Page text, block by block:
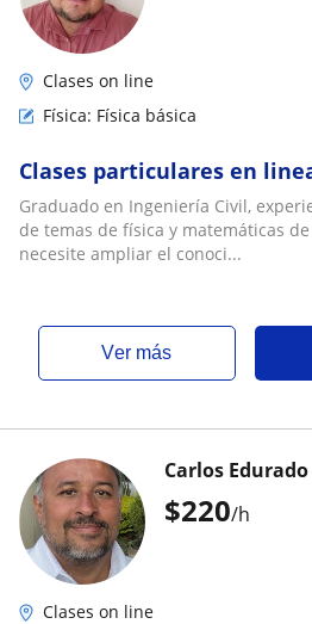
Clases on line
Física: Física básica
Clases particulares en
Graduado en Ingeniería Civil,
de temas de física y matemáticas
necesite ampliar el conoci...
ver más
$220/h
Carlos Edurado
Clases on line